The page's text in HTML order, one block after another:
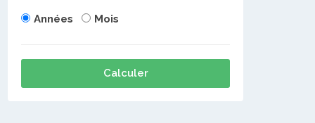
Années Mois
Calculer